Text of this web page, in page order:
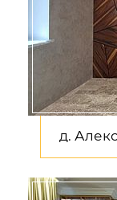
д.